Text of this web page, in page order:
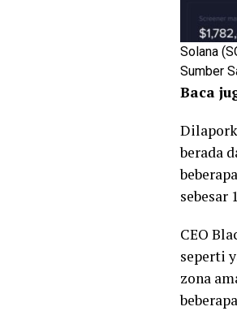
Solana
Sumber
Baca
berada
beberapa
sebesar
CEO
seperti
zona